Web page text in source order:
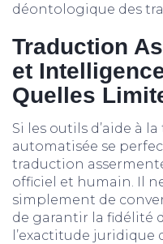
déontologique des
Traduction
et
Quelles
Si les outils d’aide à
automatisée se
traduction
officiel et humain. Il
simplement de
de garantir la fidélité
l’exactitude